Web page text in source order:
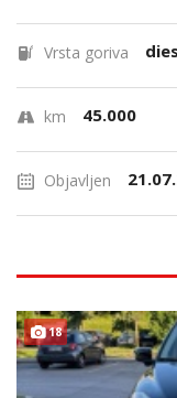
Vrsta goriva
km 45.000
Objavljen
18